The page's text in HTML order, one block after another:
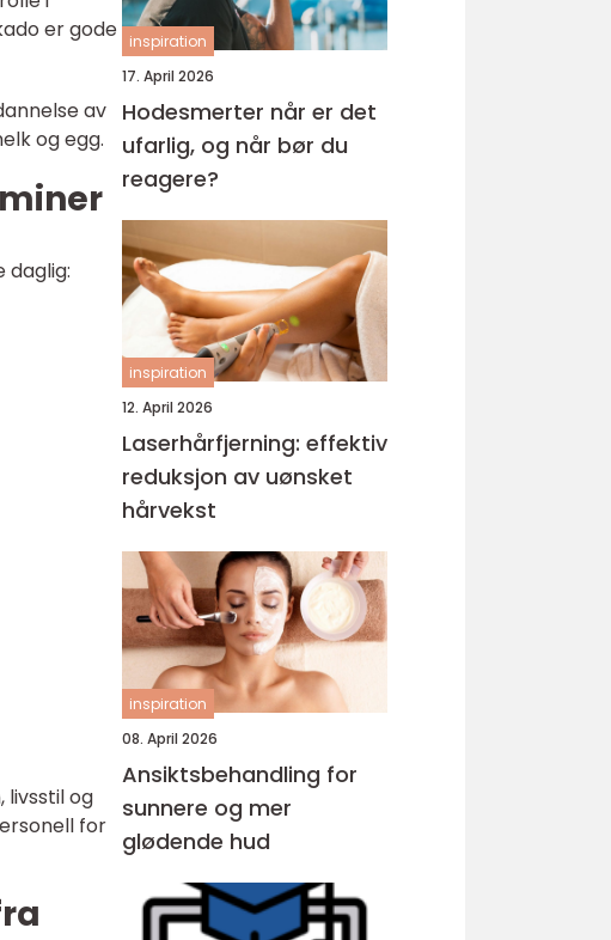
er gode
av
og egg.
daglig:
livsstil og
for
inspiration
17. April 2026
Hodesmerter når er det
ufarlig, og når bør du
reagere?
inspiration
12. April 2026
Laserhårfjerning: effektiv
reduksjon av uønsket
hårvekst
inspiration
08. April 2026
Ansiktsbehandling for
sunnere og mer
glødende hud